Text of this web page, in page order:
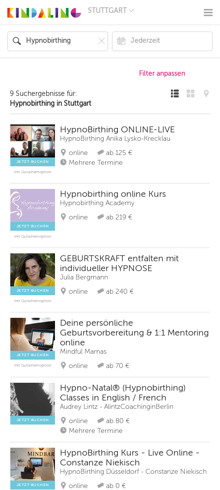
STUTTGART
MÜNCHEN
HAMBURG
FRANKFURT
KÖLN
LEIPZIG
DRESDEN
NÜRNBERG
WIEN
ANDERE
REGIONEN
9 Suchergebnisse für:
Hypnobirthing in Stuttgart
JETZT BUCHEN
mit Gutscheinoption
HypnoBirthing ONLINE-LIVE
HypnoBirthing Anika Lysko-Krecklau
online
ab 125 €
Mehrere Termine
JETZT BUCHEN
mit Gutscheinoption
Hypnobirthing online Kurs
Hypnobirthing Academy
online
ab 219 €
JETZT BUCHEN
mit Gutscheinoption
GEBURTSKRAFT entfalten mit
individueller HYPNOSE
Julia Bergmann
online
ab 240 €
JETZT BUCHEN
mit Gutscheinoption
Deine persönliche
Geburtsvorbereitung & 1:1 Mentoring
online
Mindful Mamas
online
ab 70 €
JETZT BUCHEN
Hypno-Natal® (Hypnobirthing)
Classes in English / French
Audrey Lintz - AlintzCoachinginBerlin
online
ab 80 €
Mehrere Termine
JETZT BUCHEN
HypnoBirthing Kurs - Live Online -
Constanze Niekisch
HypnoBirthing Düsseldorf - Constanze Niekisch
online
ab 0 €